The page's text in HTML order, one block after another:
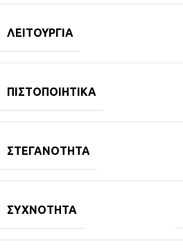
ΛΕΙΤΟΥΡΓΊΑ
ΠΙΣΤΟΠΟΙΗΤΙΚΆ
ΣΤΕΓΑΝΌΤΗΤΑ
ΣΥΧΝΌΤΗΤΑ